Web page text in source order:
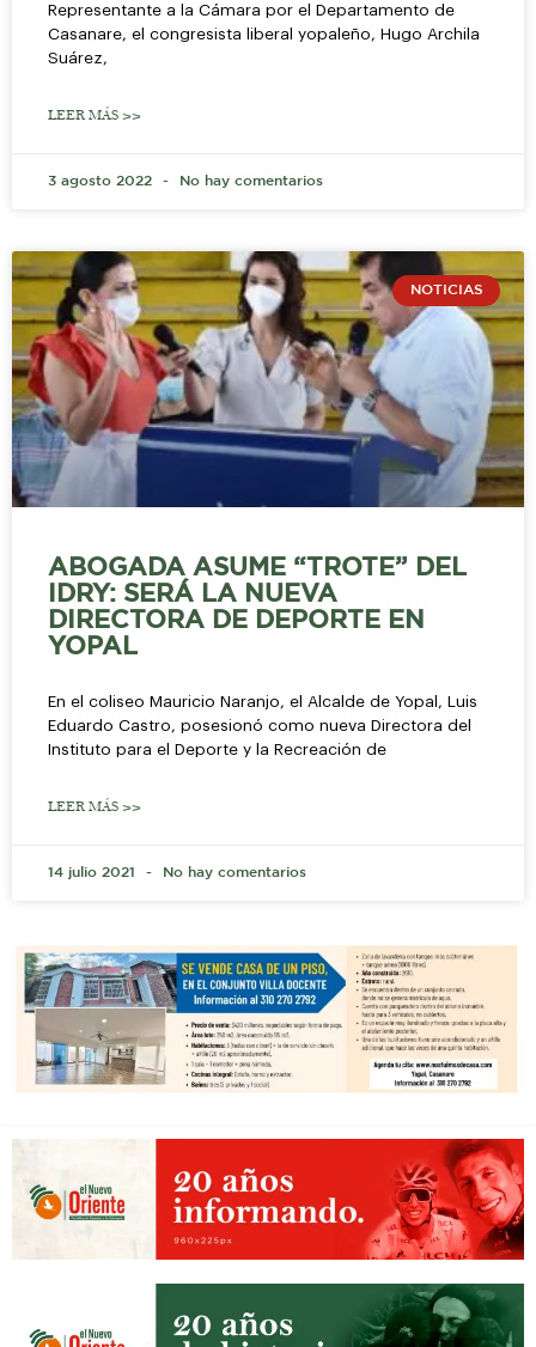
Representante a la Cámara por el Departamento de
Casanare, el congresista liberal yopaleño, Hugo Archila
Suárez,
LEER MÁS >>
3 agosto 2022 No hay comentarios
NOTICIAS
ABOGADA ASUME “TROTE” DEL
IDRY: SERÁ LA NUEVA
DIRECTORA DE DEPORTE EN
YOPAL
En el coliseo Mauricio Naranjo, el Alcalde de Yopal, Luis
Eduardo Castro, posesionó como nueva Directora del
Instituto para el Deporte y la Recreación de
LEER MÁS >>
14 julio 2021 No hay comentarios